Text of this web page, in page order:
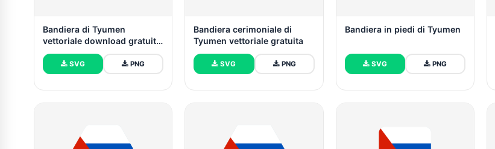
Bandiera di Tyumen
vettoriale download gratuito
(SVG, PNG)
SVG PNG
Bandiera cerimoniale di
Tyumen vettoriale gratuita
SVG PNG
Bandiera in piedi di Tyumen
SVG PNG